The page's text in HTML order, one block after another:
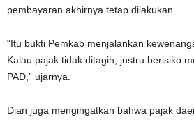
pembayaran akhirnya tetap dilakukan.
“Itu bukti Pemkab menjalankan
Kalau pajak tidak ditagih, justru berisiko
PAD,” ujarnya.
Dian juga mengingatkan bahwa pajak